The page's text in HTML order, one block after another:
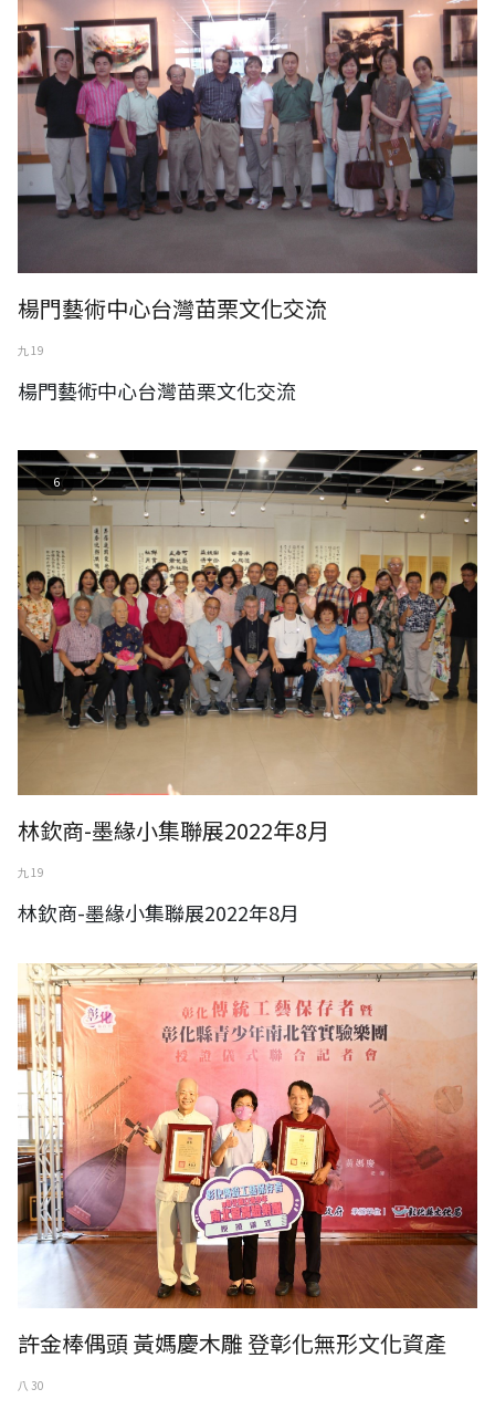
楊門藝術中心台灣苗栗文化交流
九 19
楊門藝術中心台灣苗栗文化交流
林欽商-墨緣小集聯展2022年8月
6
林欽商-墨緣小集聯展2022年8月
九 19
林欽商-墨緣小集聯展2022年8月
許金棒偶頭 黃媽慶木雕 登彰化無形文化資產
八 30